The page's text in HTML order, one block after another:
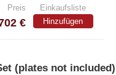
Preis Einkaufsliste
€ Hinzufügen
(plates not included)